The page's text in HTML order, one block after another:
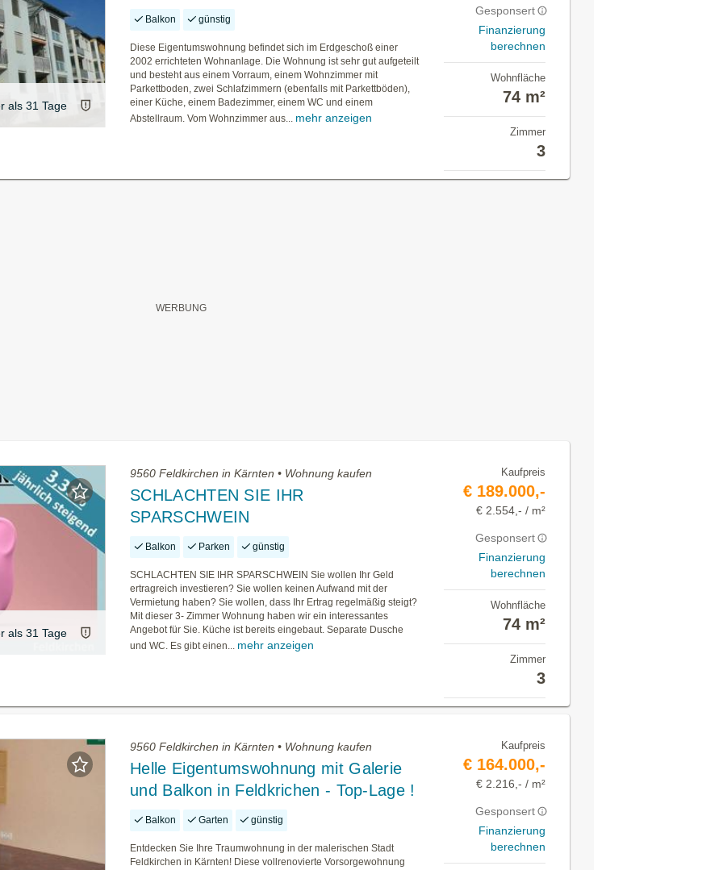
als 31 Tage
Balkon günstig
Diese Eigentumswohnung befindet sich im Erdgeschoß einer
2002 errichteten Wohnanlage. Die Wohnung ist sehr gut aufgeteilt
und besteht aus einem Vorraum, einem Wohnzimmer mit
Parkettboden, zwei Schlafzimmern (ebenfalls mit Parkettböden),
einer Küche, einem Badezimmer, einem WC und einem
Abstellraum. Vom Wohnzimmer aus... mehr anzeigen
Gesponsert
Finanzierung
berechnen
Wohnfläche
74 m²
Zimmer
3
als 31 Tage
9560 Feldkirchen in Kärnten • Wohnung kaufen
SCHLACHTEN SIE IHR
SPARSCHWEIN
Balkon Parken günstig
SCHLACHTEN SIE IHR SPARSCHWEIN Sie wollen Ihr Geld
ertragreich investieren? Sie wollen keinen Aufwand mit der
Vermietung haben? Sie wollen, dass Ihr Ertrag regelmäßig steigt?
Mit dieser 3- Zimmer Wohnung haben wir ein interessantes
Angebot für Sie. Küche ist bereits eingebaut. Separate Dusche
und WC. Es gibt einen... mehr anzeigen
Kaufpreis
€ 189.000,-
€ 2.554,- / m²
Gesponsert
Finanzierung
berechnen
Wohnfläche
74 m²
Zimmer
3
9560 Feldkirchen in Kärnten • Wohnung kaufen
Helle Eigentumswohnung mit Galerie
und Balkon in Feldkrichen - Top-Lage !
Balkon Garten günstig
Entdecken Sie Ihre Traumwohnung in der malerischen Stadt
Feldkirchen in Kärnten! Diese vollrenovierte Vorsorgewohnung
Kaufpreis
€ 164.000,-
€ 2.216,- / m²
Gesponsert
Finanzierung
berechnen